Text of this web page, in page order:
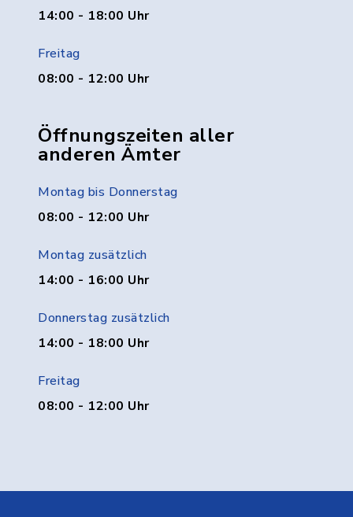
14:00 - 18:00 Uhr
Freitag
08:00 - 12:00 Uhr
Öffnungszeiten aller
anderen Ämter
Montag bis Donnerstag
08:00 - 12:00 Uhr
Montag zusätzlich
14:00 - 16:00 Uhr
Donnerstag zusätzlich
14:00 - 18:00 Uhr
Freitag
08:00 - 12:00 Uhr